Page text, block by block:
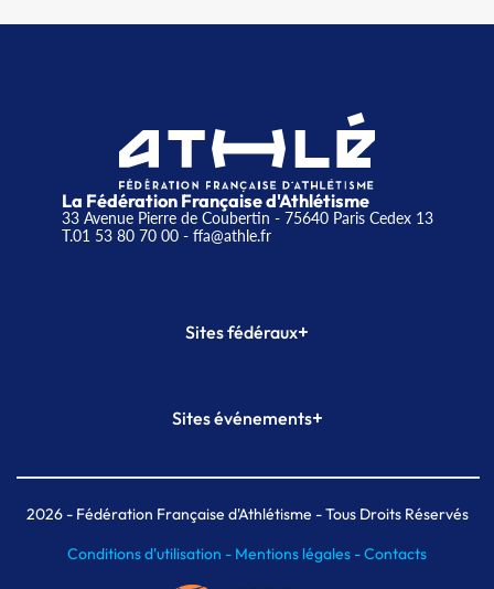
La Fédération Française d'Athlétisme
33 Avenue Pierre de Coubertin - 75640 Paris Cedex 13
T.01 53 80 70 00- ffa@athle.fr
Sites fédéraux+
Plateforme Formation
Sites événements+
Meeting de Paris indoor
MAIF Ekiden de Paris
2026- Fédération Française d'Athlétisme - Tous Droits Réservés
Conditions d'utilisation - Mentions légales -Contacts